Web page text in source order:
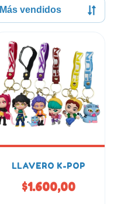
LLAVERO K-POP
$1.600,00